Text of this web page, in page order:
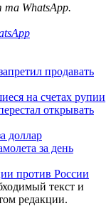
та WhatsApp.
продавать
на счетах рупии
открывать
доллар
за день
против России
текст и
редакции.